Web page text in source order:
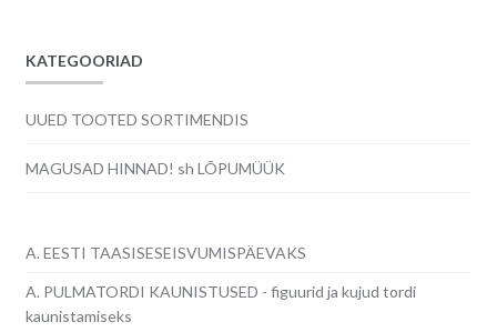
KATEGOORIAD
UUED TOOTED SORTIMENDIS
MAGUSAD HINNAD! sh LÕPUMÜÜK
A. EESTI TAASISESEISVUMISPÄEVAKS
A. PULMATORDI KAUNISTUSED - figuurid ja kujud tordi
kaunistamiseks